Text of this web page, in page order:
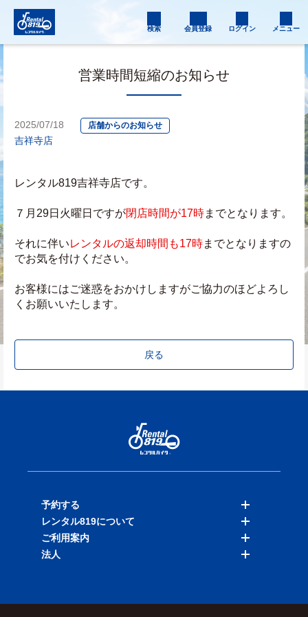
検索 会員登録 ログイン メニュー
営業時間短縮のお知らせ
2025/07/18 店舗からのお知らせ
吉祥寺店
レンタル819吉祥寺店です。
７月29日火曜日ですが閉店時間が17時までとなります。
それに伴いレンタルの返却時間も17時までとなりますの
でお気を付けください。
お客様にはご迷惑をおかけしますがご協力のほどよろし
くお願いいたします。
戻る
予約する
バイクを探す
店舗を探す
レンタル819について
料金表
ご利用案内
法人